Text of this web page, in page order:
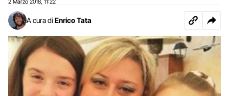
2 Marzo 2018 11:22
A cura di Enrico Tata